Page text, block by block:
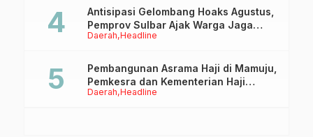
Daerah Headline
Antisipasi Gelombang Hoaks Agustus,
Pemprov Sulbar Ajak Warga Jaga
Ruang Digital
Daerah Headline
Pembangunan Asrama Haji di Mamuju,
Pemkesra dan Kementerian Haji
Sulbar Tinjau Lokasi